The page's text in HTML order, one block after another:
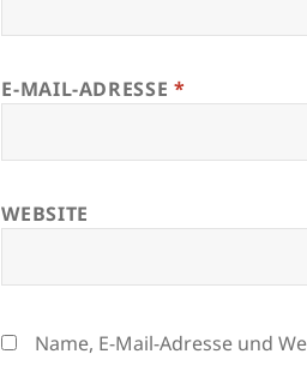
E-MAIL-ADRESSE *
WEBSITE
Name, E-Mail-Adresse und